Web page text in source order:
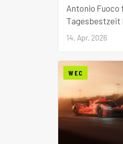
Antonio
Tagesbestzeit
die
14. Apr. 2026
WEC